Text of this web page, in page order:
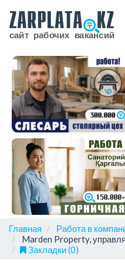
Главная
Работа в
Marden Property,
Закладки (0)